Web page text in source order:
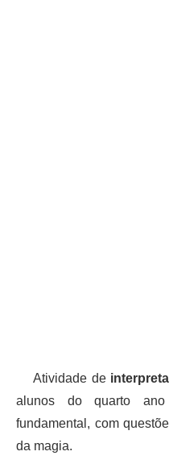
Atividade de
alunos do quarto
fundamental, com
da magia.